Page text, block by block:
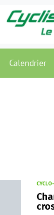
Calendrier